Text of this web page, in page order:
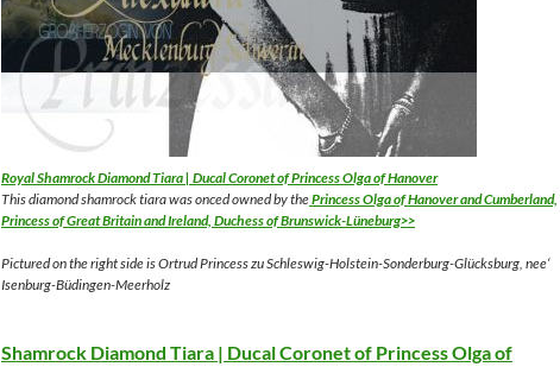
Royal Shamrock Diamond Tiara | Ducal Coronet of Princess Olga of Hanover
This diamond shamrock tiara was onced owned by thePrincess Olga of Hanover and Cumberland,
Princess of Great Britain and Ireland, Duchess of Brunswick-Lüneburg>>
Pictured on the right side is Ortrud Princess zu Schleswig-Holstein-Sonderburg-Glücksburg, nee‘
Isenburg-Büdingen-Meerholz
Shamrock Diamond Tiara | Ducal Coronet of Princess Olga of